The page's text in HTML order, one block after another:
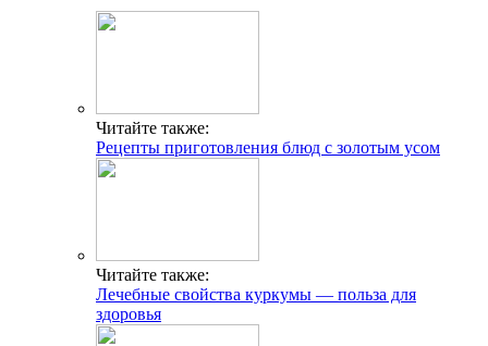
Читайте также:
Рецепты приготовления блюд с золотым усом
Читайте также:
Лечебные свойства куркумы — польза для
здоровья